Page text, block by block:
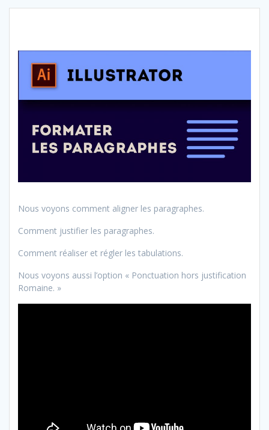
Nous voyons comment aligner les paragraphes.
Comment justifier les paragraphes.
Comment réaliser et régler les tabulations.
Nous voyons aussi l’option « Ponctuation hors justification
Romaine. »